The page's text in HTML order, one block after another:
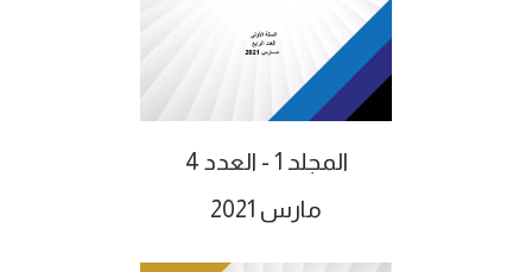
المجلد 1 - العدد 4
مارس 2021